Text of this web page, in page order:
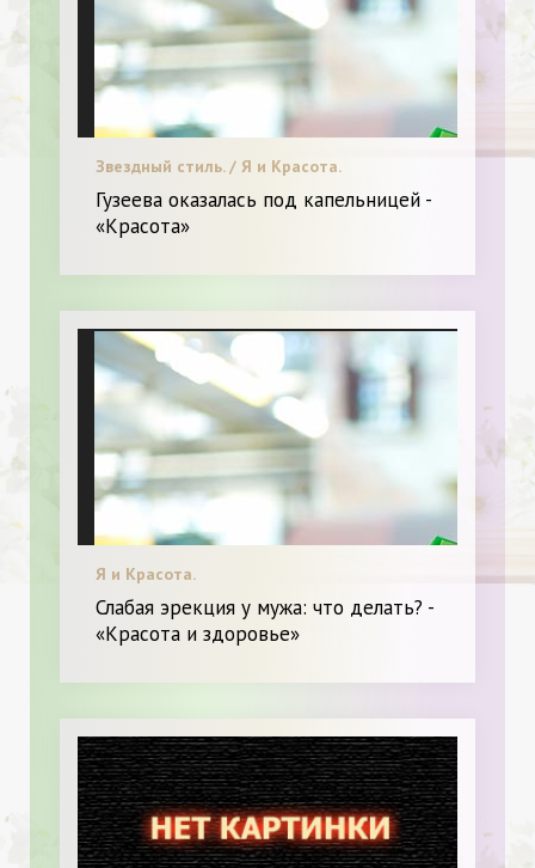
Звездный стиль. / Я и Красота.
Гузеева оказалась под капельницей -
«Красота»
Я и Красота.
Слабая эрекция у мужа: что делать? -
«Красота и здоровье»